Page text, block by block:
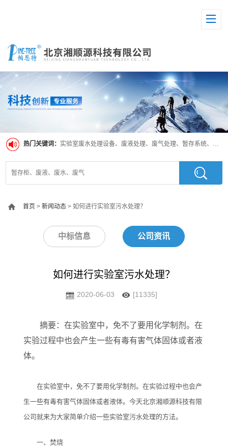
热门关键词： 实验室废水处理设备、废液处理、废气处理、暂存系统、超纯水系统
首页 >新闻动态 > 如何进行实验室污水处理？
中标信息 公司资讯
如何进行实验室污水处理？
2020-06-03 [11335]
摘要：在实验室中，免不了要用化学制剂。在
实验过程中也会产生一些有毒有害气体固体或者液
体。
在实验室中，免不了要用化学制剂。在实验过程中也会产
生一些有毒有害气体固体或者液体。今天北京湘顺源科技有限
公司就来为大家简单介绍一些实验室污水处理的方法。
一、焚烧